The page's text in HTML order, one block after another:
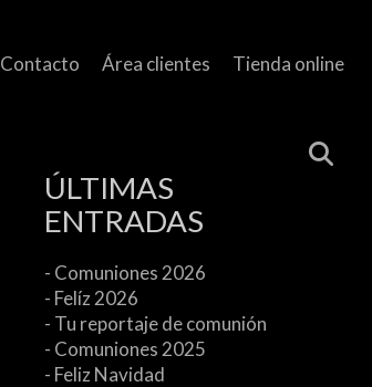
Contacto Área clientes Tienda online
ÚLTIMAS
ENTRADAS
- Comuniones 2026
- Felíz 2026
- Tu reportaje de comunión
- Comuniones 2025
- Feliz Navidad